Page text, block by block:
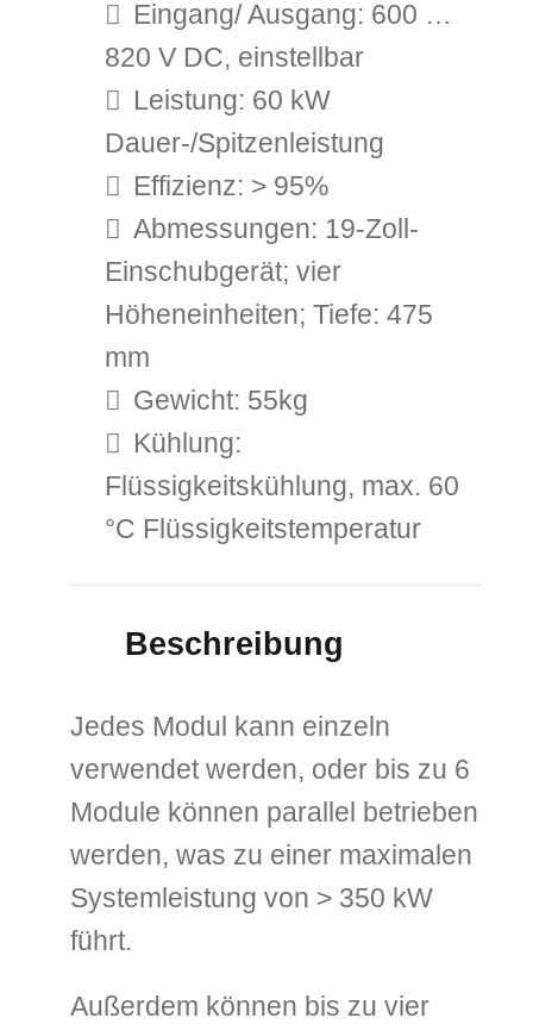
Eingang/ Ausgang: 600 …
820 V DC, einstellbar
Leistung: 60 kW
Dauer-/Spitzenleistung
Effizienz: > 95%
Abmessungen: 19-Zoll-
Einschubgerät; vier
Höheneinheiten; Tiefe: 475
mm
Gewicht: 55kg
Kühlung:
Flüssigkeitskühlung, max. 60
°C Flüssigkeitstemperatur
Beschreibung
Jedes Modul kann einzeln
verwendet werden, oder bis zu 6
Module können parallel betrieben
werden, was zu einer maximalen
Systemleistung von > 350 kW
führt.
Außerdem können bis zu vier